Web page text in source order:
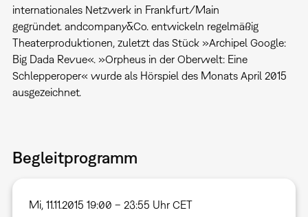
internationales Netzwerk in Frankfurt/Main
gegründet. andcompany&Co. entwickeln regelmäßig
Theaterproduktionen, zuletzt das Stück »Archipel Google:
Big Dada Revue«. »Orpheus in der Oberwelt: Eine
Schlepperoper« wurde als Hörspiel des Monats April 2015
ausgezeichnet.
Begleitprogramm
Mi, 11.11.2015 19:00 – 23:55 Uhr CET